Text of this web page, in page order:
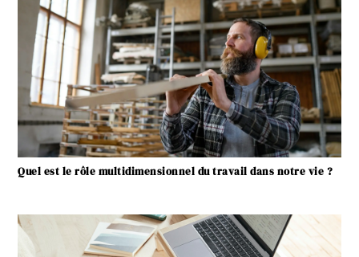
Quel est le rôle multidimensionnel du travail dans notre vie ?